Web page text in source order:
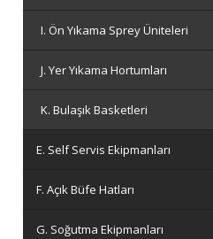
I. Ön Yıkama Sprey Üniteleri
J. Yer Yıkama Hortumları
K. Bulaşık Basketleri
E. Self Servis Ekipmanları
F. Açık Büfe Hatları
G. Soğutma Ekipmanları